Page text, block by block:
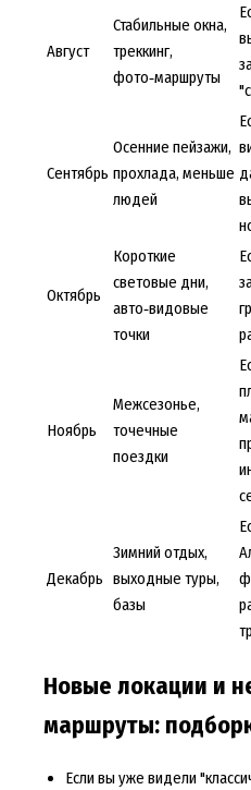
Август
Стабильные окна,
треккинг,
фото‑маршруты
Сентябрь
Осенние пейзажи,
прохлада, меньше
людей
Октябрь
Короткие
световые дни,
авто‑видовые
точки
Ноябрь
Межсезонье,
точечные
поездки
Декабрь
Зимний отдых,
выходные туры,
базы
Новые локации и
маршруты:
Если вы уже видели